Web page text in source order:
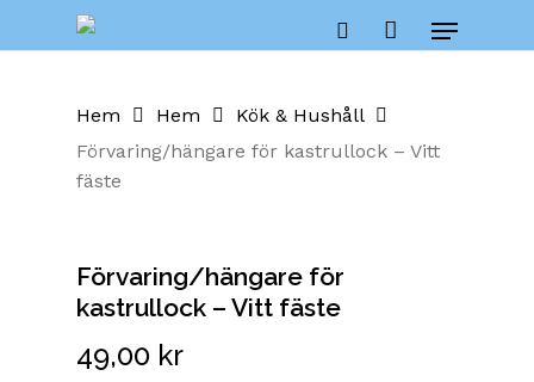
Menu
Cart Close
Hem Hem
Kök & Hushåll
Förvaring/hängare för kastrullock – Vitt
fäste
Förvaring/hängare för
kastrullock – Vitt fäste
49,00 kr